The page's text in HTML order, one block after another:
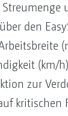
den
(km/h)
zur
kritischen